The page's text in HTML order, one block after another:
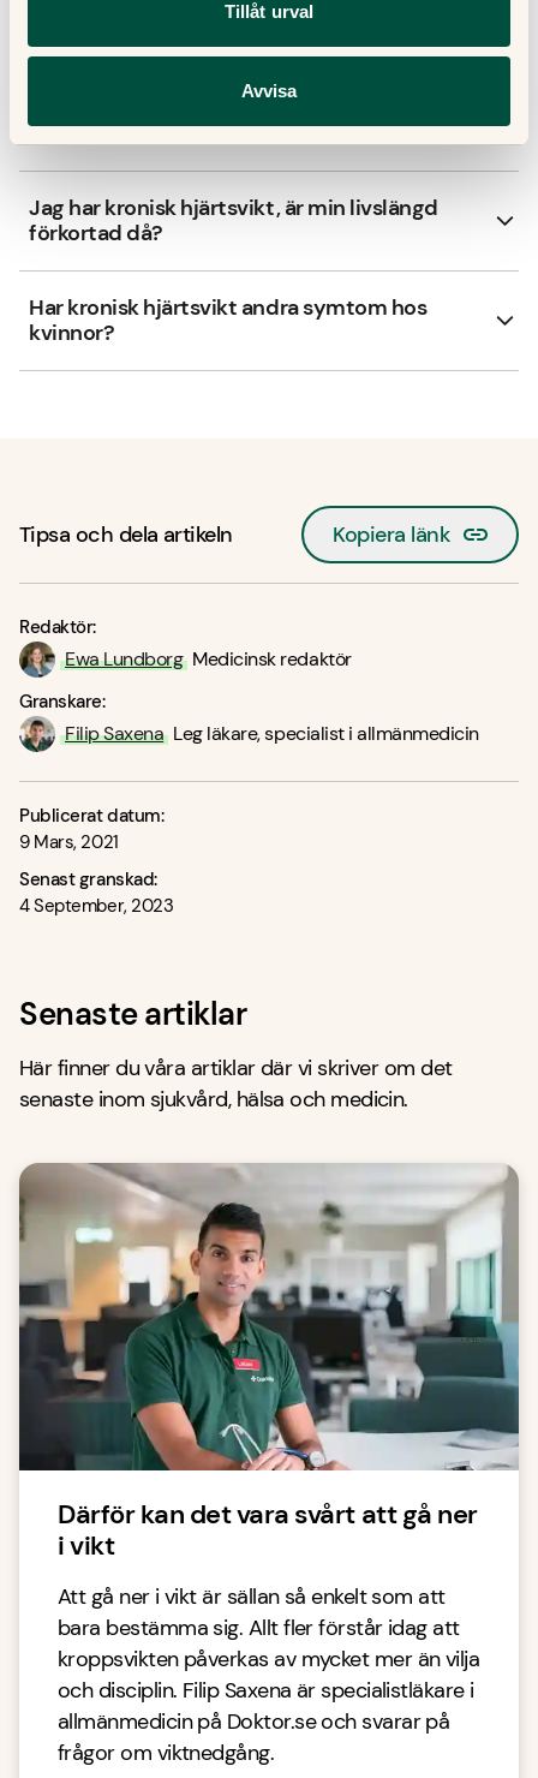
Tillåt urval
Avvisa
Frågor och svar om kronisk
hjärtsvikt
Några frågor och svar kring kronisk hjärtsvikt.
Jag har kronisk hjärtsvikt, är min livslängd
förkortad då?
Har kronisk hjärtsvikt andra symtom hos
kvinnor?
Tipsa och dela artikeln Kopiera länk
Redaktör:
Ewa Lundborg Medicinsk redaktör
Granskare:
Filip Saxena Leg läkare, specialist i allmänmedicin
Publicerat datum:
9 Mars, 2021
Senast granskad:
4 September, 2023
Senaste artiklar
Här finner du våra artiklar där vi skriver om det
senaste inom sjukvård, hälsa och medicin.
Därför kan det vara svårt att gå ner
i vikt
Att gå ner i vikt är sällan så enkelt som att
bara bestämma sig. Allt fler förstår idag att
kroppsvikten påverkas av mycket mer än vilja
och disciplin. Filip Saxena är specialistläkare i
allmänmedicin på Doktor.se och svarar på
frågor om viktnedgång.